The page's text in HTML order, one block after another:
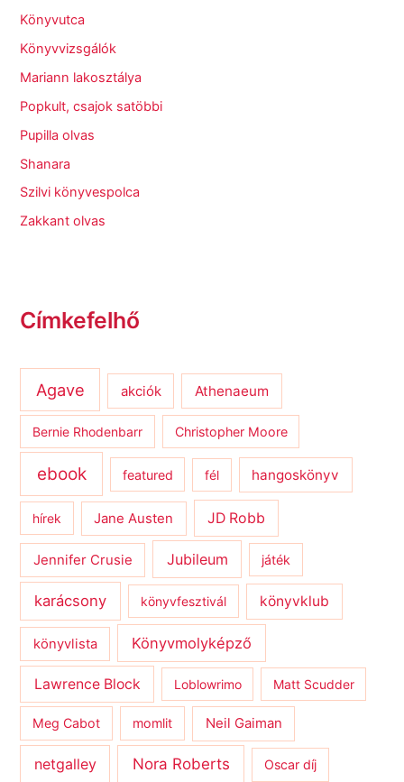
Könyvutca
Könyvvizsgálók
Mariann lakosztálya
Popkult, csajok satöbbi
Pupilla olvas
Shanara
Szilvi könyvespolca
Zakkant olvas
Címkefelhő
Agave akciók Athenaeum
Bernie Rhodenbarr Christopher Moore
ebook featured fél hangoskönyv
hírek Jane Austen JD Robb
Jennifer Crusie Jubileum játék
karácsony könyvfesztivál könyvklub
könyvlista Könyvmolyképző
Lawrence Block Loblowrimo Matt Scudder
Meg Cabot momlit Neil Gaiman
netgalley Nora Roberts Oscar díj